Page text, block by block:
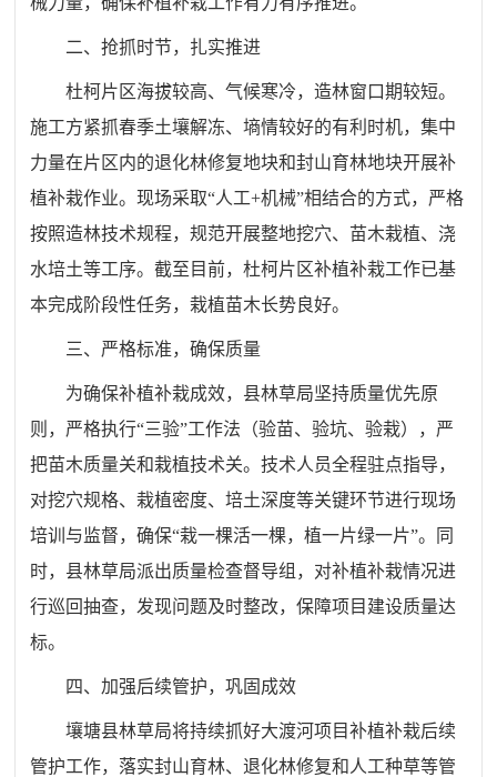
二、抢抓时节，扎实推进
杜柯片区海拔较高、气候寒冷，造林窗口期较短。
施工方紧抓春季土壤解冻、墒情较好的有利时机，集中
力量在片区内的退化林修复地块和封山育林地块开展补
植补栽作业。现场采取“人工+机械”相结合的方式，严格
按照造林技术规程，规范开展整地挖穴、苗木栽植、浇
水培土等工序。截至目前，杜柯片区补植补栽工作已基
本完成阶段性任务，栽植苗木长势良好。
三、严格标准，确保质量
为确保补植补栽成效，县林草局坚持质量优先原
则，严格执行“三验”工作法（验苗、验坑、验栽），严
把苗木质量关和栽植技术关。技术人员全程驻点指导，
对挖穴规格、栽植密度、培土深度等关键环节进行现场
培训与监督，确保“栽一棵活一棵，植一片绿一片”。同
时，县林草局派出质量检查督导组，对补植补栽情况进
行巡回抽查，发现问题及时整改，保障项目建设质量达
标。
四、加强后续管护，巩固成效
壤塘县林草局将持续抓好大渡河项目补植补栽后续
管护工作，落实封山育林、退化林修复和人工种草等管